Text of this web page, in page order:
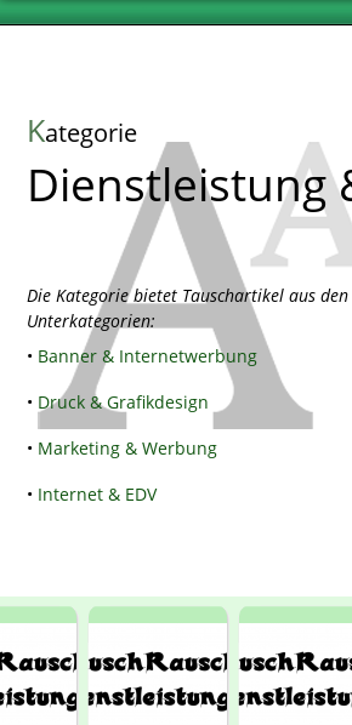
Kategorie
Dienstleistung
Die Kategorie bietet Tauschartikel aus den
Unterkategorien:
• Banner & Internetwerbung
• Druck & Grafikdesign
• Marketing & Werbung
• Internet & EDV